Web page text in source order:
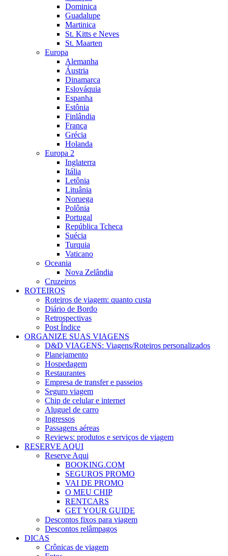
Dominica
Guadalupe
Martinica
St. Kitts e Neves
St. Maarten
Europa
Alemanha
Áustria
Dinamarca
Eslováquia
Espanha
Estônia
Finlândia
França
Grécia
Holanda
Europa 2
Inglaterra
Itália
Letônia
Lituânia
Noruega
Polônia
Portugal
República Tcheca
Suécia
Turquia
Vaticano
Oceania
Nova Zelândia
Cruzeiros
ROTEIROS
Roteiros de viagem: quanto custa
Diário de Bordo
Retrospectivas
Post Índice
ORGANIZE SUAS VIAGENS
D&D VIAGENS: Viagens/Roteiros personalizados
Planejamento
Hospedagem
Restaurantes
Empresa de transfer e passeios
Seguro viagem
Chip de celular e internet
Aluguel de carro
Ingressos
Passagens aéreas
Reviews: produtos e serviços de viagem
RESERVE AQUI
Reserve Aqui
BOOKING.COM
SEGUROS PROMO
VAI DE PROMO
O MEU CHIP
RENTCARS
GET YOUR GUIDE
Descontos fixos para viagem
Descontos relâmpagos
DICAS
Crônicas de viagem